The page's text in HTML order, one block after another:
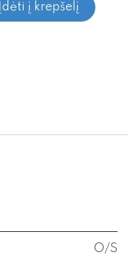
Įdėti į krepšelį
O/S